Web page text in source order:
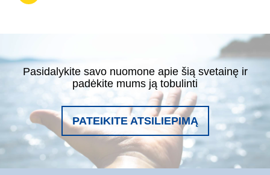
Pasidalykite savo nuomone apie šią svetainę ir
padėkite mums ją tobulinti
PATEIKITE ATSILIEPIMĄ